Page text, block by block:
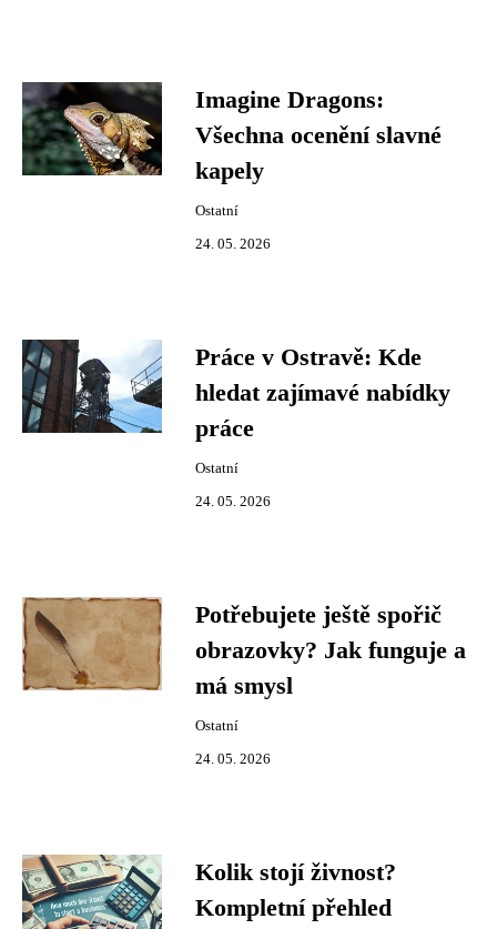
Imagine Dragons:
Všechna ocenění slavné
kapely
Ostatní
24. 05. 2026
Práce v Ostravě: Kde
hledat zajímavé nabídky
práce
Ostatní
24. 05. 2026
Potřebujete ještě spořič
obrazovky? Jak funguje a
má smysl
Ostatní
24. 05. 2026
Kolik stojí živnost?
Kompletní přehled